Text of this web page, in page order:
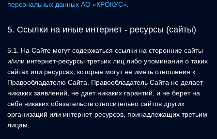
персональных данных АО «КРОКУС»
5. Ссылки на иные интернет - ресурсы (сайты)
5.1. На Сайте могут содержаться ссылки на сторонние сайты
и/или интернет-ресурсы третьих лиц либо упоминания о таких
сайтах или ресурсах, которые могут не иметь отношения к
Правообладателю Сайта. Правообладатель Сайта не делает
никаких заявлений, не дает никаких гарантий, и не берет на
себя никаких обязательств относительно сайтов других
организаций или интернет-ресурсов, принадлежащих третьим
лицам.